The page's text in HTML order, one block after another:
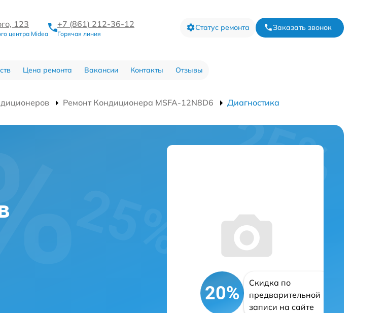
123
центра Midea
+7 (861) 212-36-12
Горячая линия
Статус ремонта Заказать звонок
Цена ремонта Вакансии Контакты Отзывы
Ремонт Кондиционера MSFA-12N8D6 Диагностика
20%
Скидка по
предварительной
записи на сайте